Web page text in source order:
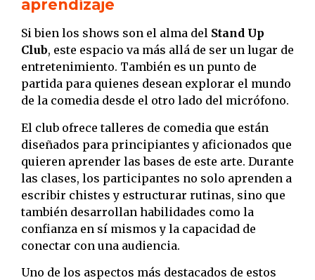
aprendizaje
Si bien los shows son el alma del Stand Up
Club, este espacio va más allá de ser un lugar de
entretenimiento. También es un punto de
partida para quienes desean explorar el mundo
de la comedia desde el otro lado del micrófono.
El club ofrece talleres de comedia que están
diseñados para principiantes y aficionados que
quieren aprender las bases de este arte. Durante
las clases, los participantes no solo aprenden a
escribir chistes y estructurar rutinas, sino que
también desarrollan habilidades como la
confianza en sí mismos y la capacidad de
conectar con una audiencia.
Uno de los aspectos más destacados de estos